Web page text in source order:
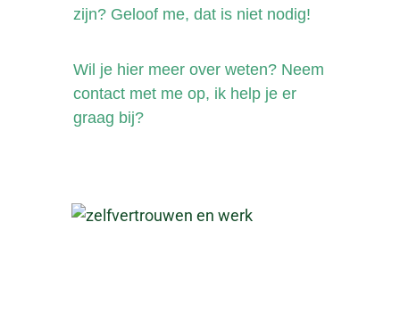
zijn? Geloof me, dat is niet nodig!
Wil je hier meer over weten? Neem
contact met me op, ik help je er
graag bij?